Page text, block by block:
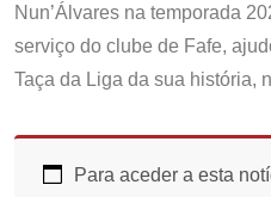
Nun’Álvares na temporada
serviço do clube de Fafe,
Taça da Liga da sua história,
Para aceder a esta